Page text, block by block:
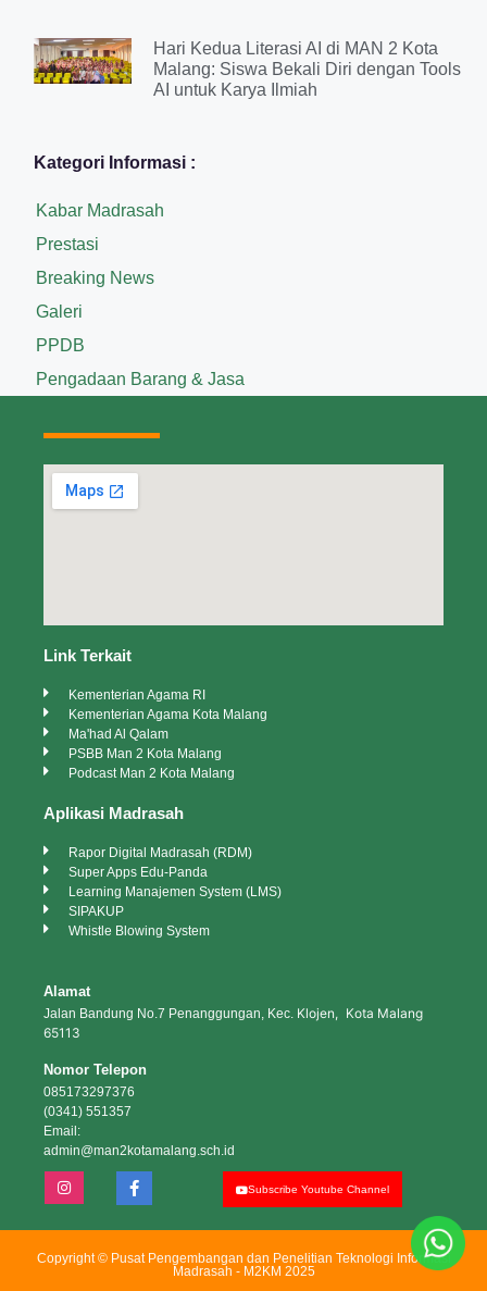
Hari Kedua Literasi AI di MAN 2 Kota
Malang: Siswa Bekali Diri dengan Tools
AI untuk Karya Ilmiah
Kategori Informasi :
Kabar Madrasah
Prestasi
Breaking News
Galeri
PPDB
Pengadaan Barang & Jasa
Link Terkait
Kementerian Agama RI
Kementerian Agama Kota Malang
Ma'had Al Qalam
PSBB Man 2 Kota Malang
Podcast Man 2 Kota Malang
Aplikasi Madrasah
Rapor Digital Madrasah (RDM)
Super Apps Edu-Panda
Learning Manajemen System (LMS)
SIPAKUP
Whistle Blowing System
Alamat
Jalan Bandung No.7 Penanggungan, Kec. Klojen, Kota Malang
65113
Nomor Telepon
085173297376
(0341) 551357
Email:
admin@man2kotamalang.sch.id
Subscribe Youtube Channel
Copyright © Pusat Pengembangan dan Penelitian Teknologi Informasi
Madrasah - M2KM 2025